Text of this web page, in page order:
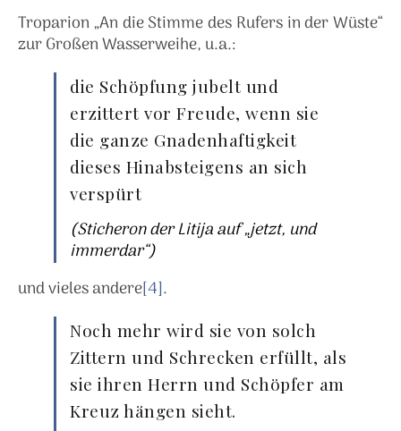
Troparion „An die Stimme des Rufers in der Wüste“
zur Großen Wasserweihe, u.a.:
die Schöpfung jubelt und
erzittert vor Freude, wenn sie
die ganze Gnadenhaftigkeit
dieses Hinabsteigens an sich
verspürt
(Sticheron der Litija auf „jetzt, und
immerdar“)
und vieles andere[4].
Noch mehr wird sie von solch
Zittern und Schrecken erfüllt, als
sie ihren Herrn und Schöpfer am
Kreuz hängen sieht.